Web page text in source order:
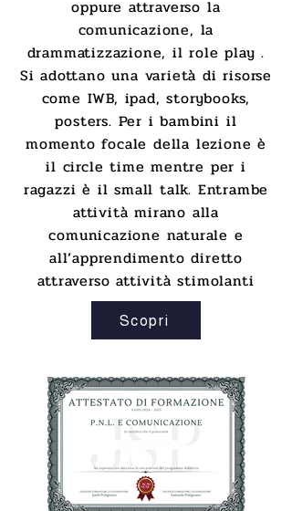
oppure attraverso la
comunicazione, la
drammatizzazione, il role play .
Si adottano una varietà di risorse
come IWB, ipad, storybooks,
posters. Per i bambini il
momento focale della lezione è
il circle time mentre per i
ragazzi è il small talk. Entrambe
attività mirano alla
comunicazione naturale e
all’apprendimento diretto
attraverso attività stimolanti
Scopri